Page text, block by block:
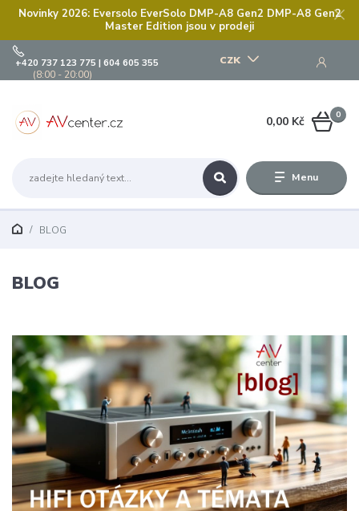
Novinky 2026: Eversolo EverSolo DMP-A8 Gen2 DMP-A8 Gen2
Master Edition jsou v prodeji
Menu
CZK
+420 737 123 775 | 604 605 355
(8:00 - 20:00)
0
0,00 Kč
BLOG
BLOG